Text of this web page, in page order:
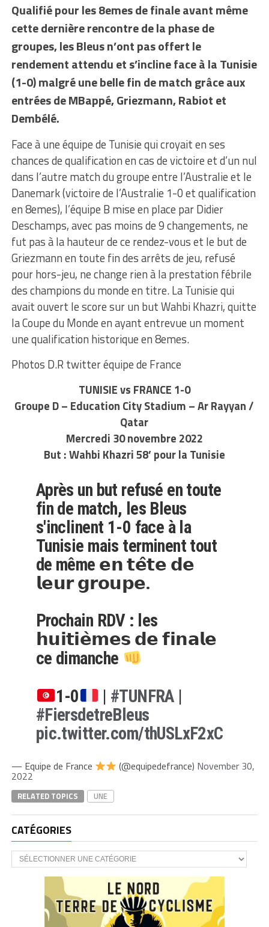
Qualifié pour les 8emes de finale avant même
cette dernière rencontre de la phase de
groupes, les Bleus n’ont pas offert le
rendement attendu et s’incline face à la Tunisie
(1-0) malgré une belle fin de match grâce aux
entrées de MBappé, Griezmann, Rabiot et
Dembélé.
Face à une équipe de Tunisie qui croyait en ses
chances de qualification en cas de victoire et d’un nul
dans l’autre match du groupe entre l’Australie et le
Danemark (victoire de l’Australie 1-0 et qualification
en 8emes), l’équipe B mise en place par Didier
Deschamps, avec pas moins de 9 changements, ne
fut pas à la hauteur de ce rendez-vous et le but de
Griezmann en toute fin des arrêts de jeu, refusé
pour hors-jeu, ne change rien à la prestation fébrile
des champions du monde en titre. La Tunisie qui
avait ouvert le score sur un but Wahbi Khazri, quitte
la Coupe du Monde en ayant entrevue un moment
une qualification historique en 8emes.
Photos D.R twitter équipe de France
TUNISIE vs FRANCE 1-0
Groupe D – Education City Stadium – Ar Rayyan /
Qatar
Mercredi 30 novembre 2022
But : Wahbi Khazri 58’ pour la Tunisie
Après un but refusé en toute
fin de match, les Bleus
s'inclinent 1-0 face à la
Tunisie mais terminent tout
de même 𝗲𝗻 𝘁𝗲̂𝘁𝗲 𝗱𝗲
𝗹𝗲𝘂𝗿 𝗴𝗿𝗼𝘂𝗽𝗲.
Prochain RDV : les
𝗵𝘂𝗶𝘁𝗶𝗲̀𝗺𝗲𝘀 𝗱𝗲 𝗳𝗶𝗻𝗮𝗹𝗲
ce dimanche
1-0
| #TUNFRA |
#FiersdetreBleus
pic.twitter.com/thUSLxF2xC
— Equipe de France (@equipedefrance) November 30,
2022
RELATED TOPICS UNE
CATÉGORIES
CATÉGORIES